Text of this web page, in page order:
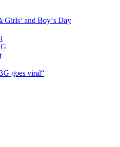
and Boy‘s Day
goes viral“